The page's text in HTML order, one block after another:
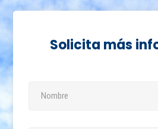
Solicita más